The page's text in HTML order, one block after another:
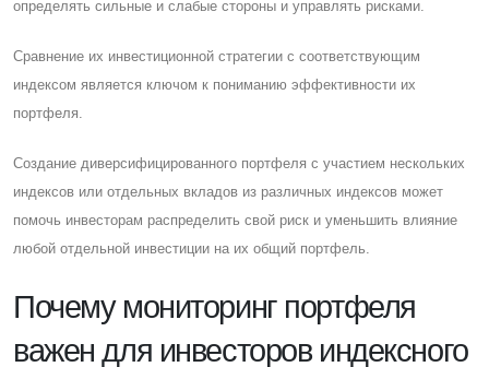
определять сильные и слабые стороны и управлять рисками.
Cравнение их инвестиционной стратегии с соответствующим
индексом является ключом к пониманию эффективности их
портфеля.
Cоздание диверсифицированного портфеля с участием нескольких
индексов или отдельных вкладов из различных индексов может
помочь инвесторам распределить свой риск и уменьшить влияние
любой отдельной инвестиции на их общий портфель.
Почему мониторинг портфеля
важен для инвесторов индексного